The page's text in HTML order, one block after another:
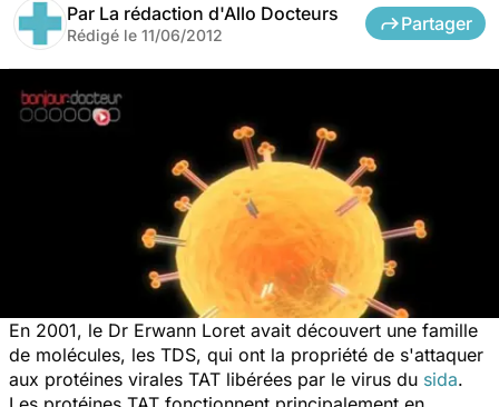
Par La rédaction d'Allo Docteurs
Rédigé le 11/06/2012
Partager
En 2001, le Dr Erwann Loret avait découvert une famille
de molécules, les TDS, qui ont la propriété de s'attaquer
aux protéines virales TAT libérées par le virus du sida.